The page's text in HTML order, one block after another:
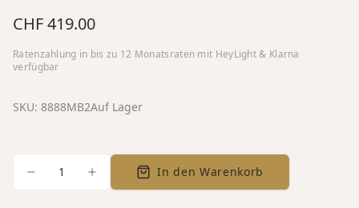
CHF 419.00
Ratenzahlung in bis zu 12 Monatsraten mit HeyLight & Klarna
verfügbar
SKU: 8888MB2Auf Lager
1 In den Warenkorb